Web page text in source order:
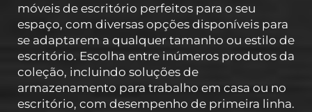
móveis de escritório perfeitos para o seu
espaço, com diversas opções disponíveis para
se adaptarem a qualquer tamanho ou estilo de
escritório. Escolha entre inúmeros produtos da
coleção, incluindo soluções de
armazenamento para trabalho em casa ou no
escritório, com desempenho de primeira linha.